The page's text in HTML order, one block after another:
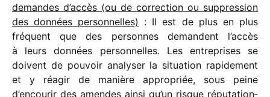
demandes d’accès (ou de correc­tion ou suppres­sion
des données person­nelles) : Il est de plus en plus
fréquent que des personnes demandent l’accès
à leurs données person­nelles. Les entre­prises se
doivent de pouvoir analy­ser la situa­tion rapi­de­ment
et y réagir de manière appro­priée, sous peine
d’encourir des amendes ainsi qu’un risque répu­ta­tion­